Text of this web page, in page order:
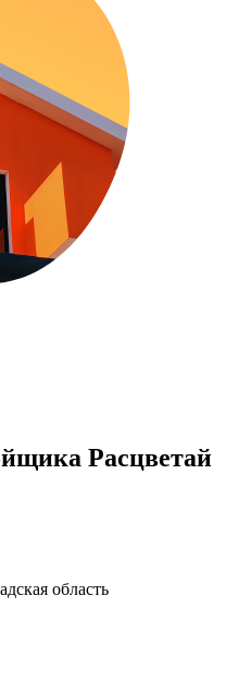
Расцветай
область